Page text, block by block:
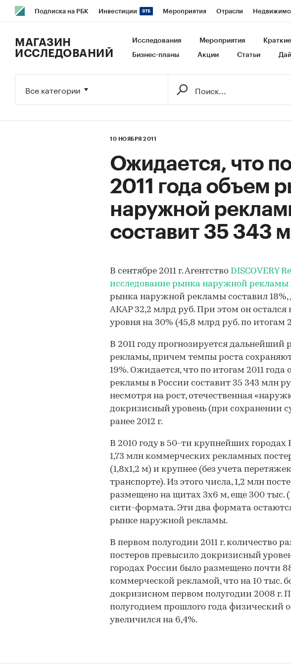
Подписка на РБК Инвестиции Мероприятия Отрасли
Исследования Кредитные рейтинги Франшизы Газета Спецпроекты
МАГАЗИН
ИССЛЕДОВАНИЙ
Исследования Мероприятия
Бизнес-планы Акции Статьи
Все категории
10 НОЯБРЯ 2011
Ожидается, что
2011 года объем
наружной
составит 35 343
В сентябре 2011 г. Агентство DISCOVERY
исследование рынка наружной рекламы
рынка наружной рекламы составил 18%,
АКАР 32,2 млрд руб. При этом он
уровня на 30% (45,8 млрд руб. по итогам
В 2011 году прогнозируется
рекламы, причем темпы роста
19%. Ожидается, что по итогам 2011
рекламы в России составит 35 343 млн
несмотря на рост, отечественная
докризисный уровень (при сохранении
ранее 2012 г.
В 2010 году в 50-ти крупнейших
1,73 млн коммерческих рекламных
(1,8х1,2 м) и крупнее (без учета
транспорте). Из этого числа, 1,2 млн
размещено на щитах 3х6 м, еще 300 тыс.
сити-формата. Эти два формата
рынке наружной рекламы.
В первом полугодии 2011 г. количество
постеров превысило докризисный
городах России было размещено почти
коммерческой рекламой, что на 10 тыс.
докризисном первом полугодии 2008 г.
полугодием прошлого года физический
увеличился на 6,4%.